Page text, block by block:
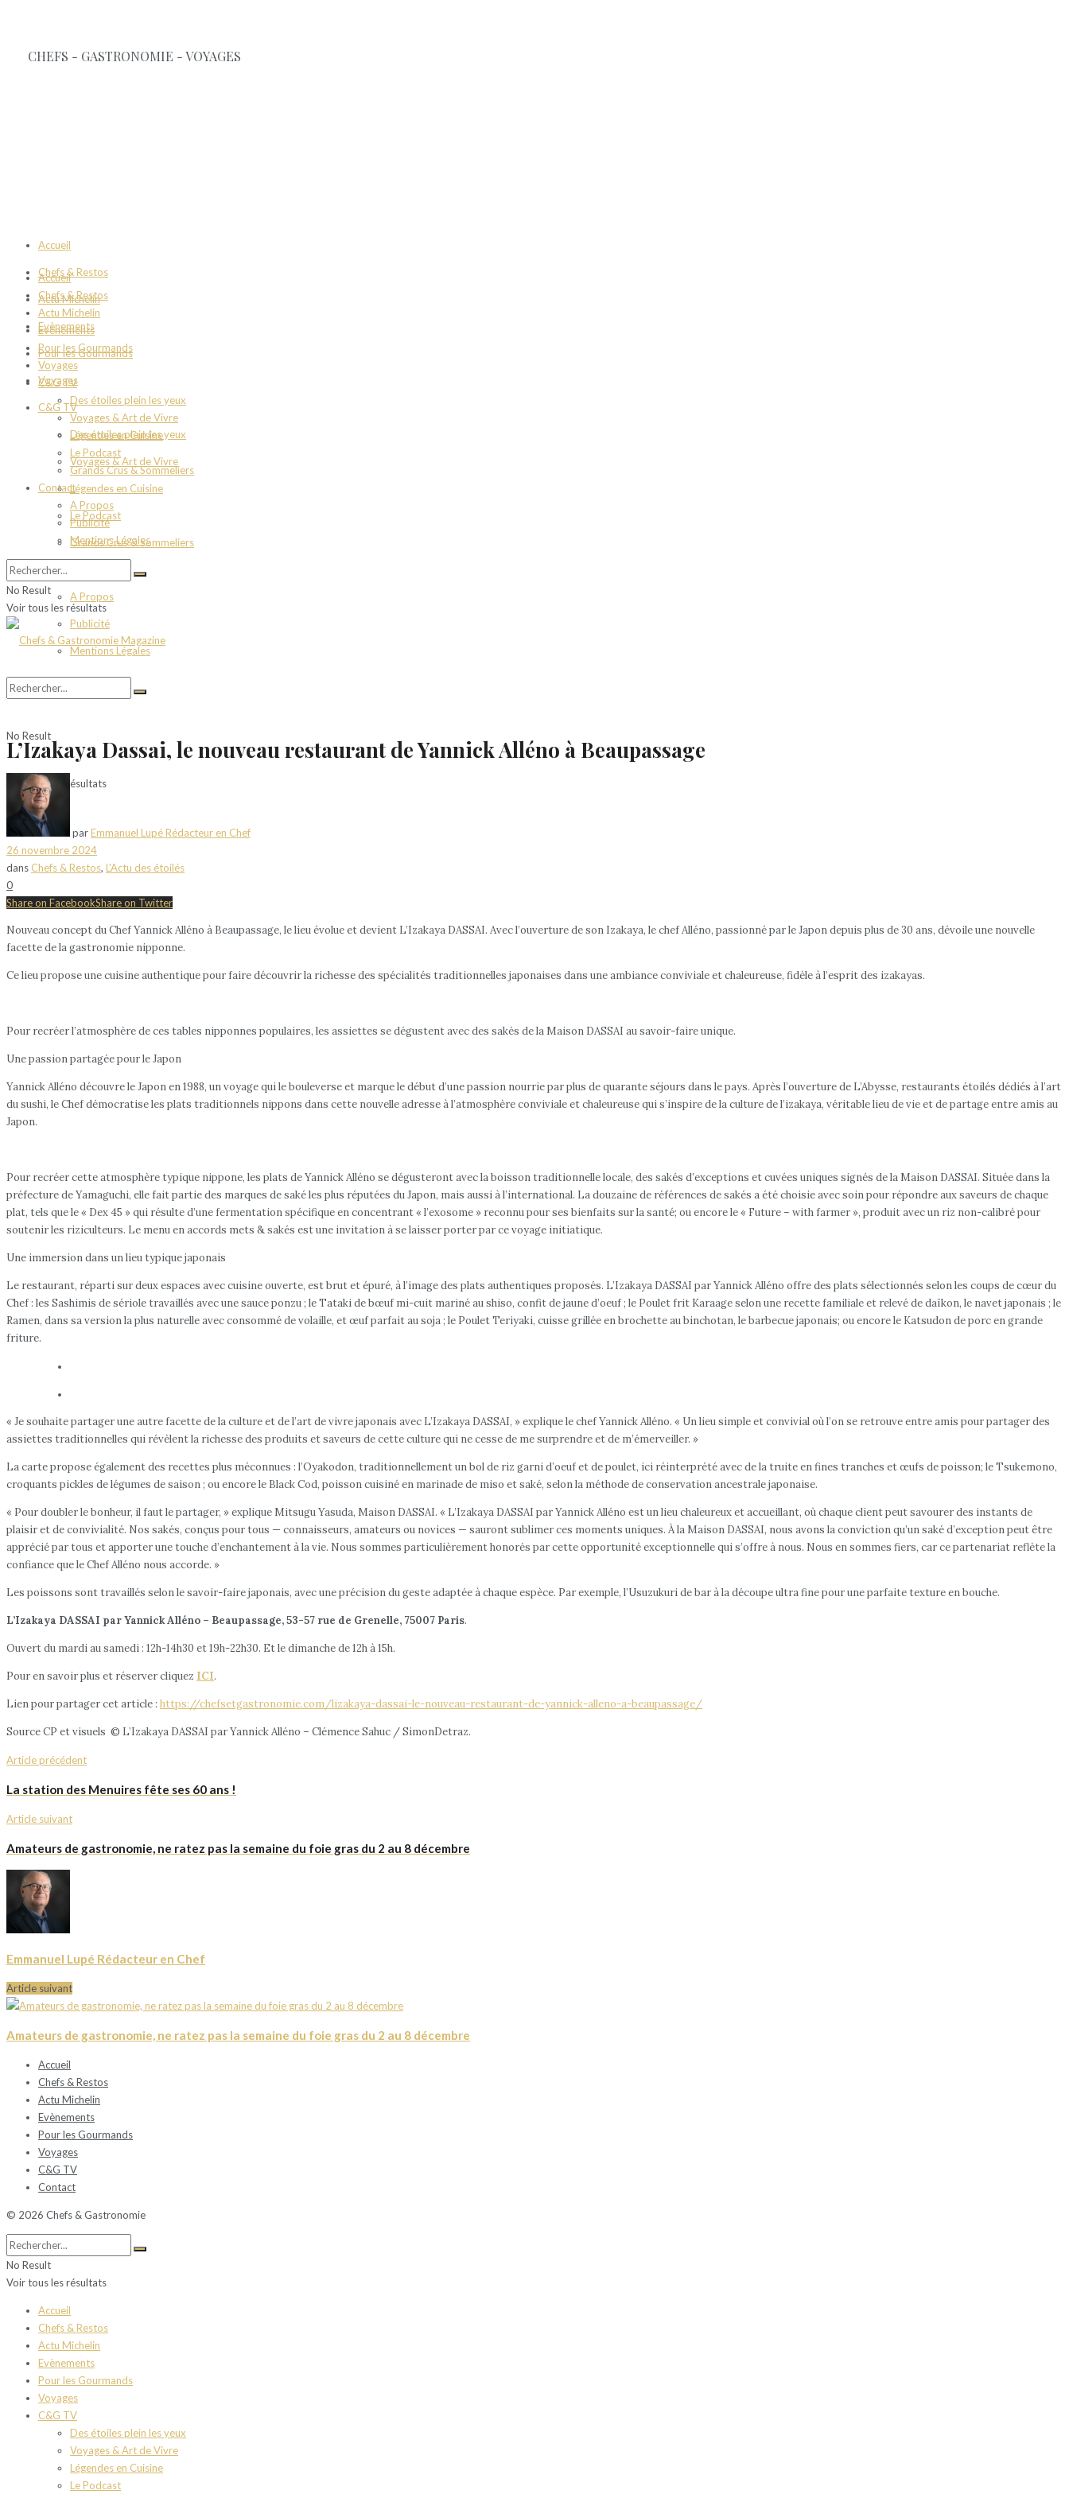
Accueil
Chefs & Restos
Actu Michelin
Evènements
Pour les Gourmands
Voyages
C&G TV
Des étoiles plein les yeux
Voyages & Art de Vivre
Légendes en Cuisine
Le Podcast
Grands Crus & Sommeliers
Contact
A Propos
Publicité
Mentions Légales
Accueil
Chefs & Restos
Actu Michelin
Evènements
Pour les Gourmands
Voyages
C&G TV
Des étoiles plein les yeux
Voyages & Art de Vivre
Légendes en Cuisine
Le Podcast
Grands Crus & Sommeliers
Contact
A Propos
Publicité
Mentions Légales
No Result
Voir tous les résultats
No Result
Voir tous les résultats
L’Izakaya Dassai, le nouveau restaurant de Yannick Alléno à Beaupassage
parEmmanuel Lupé Rédacteur en Chef
26 novembre 2024
dans Chefs & Restos, L'Actu des étoilés
0
Share on FacebookShare on Twitter
Nouveau concept du Chef Yannick Alléno à Beaupassage, le lieu évolue et devient L’Izakaya DASSAI. Avec l’ouverture de son Izakaya, le chef Alléno, passionné par le Japon depuis plus de 30 ans, dévoile une nouvelle
facette de la gastronomie nipponne.
Ce lieu propose une cuisine authentique pour faire découvrir la richesse des spécialités traditionnelles japonaises dans une ambiance conviviale et chaleureuse, fidèle à l’esprit des izakayas.
Pour recréer l’atmosphère de ces tables nipponnes populaires, les assiettes se dégustent avec des sakés de la Maison DASSAI au savoir-faire unique.
Une passion partagée pour le Japon
Yannick Alléno découvre le Japon en 1988, un voyage qui le bouleverse et marque le début d’une passion nourrie par plus de quarante séjours dans le pays. Après l’ouverture de L’Abysse, restaurants étoilés dédiés à l’art
du sushi, le Chef démocratise les plats traditionnels nippons dans cette nouvelle adresse à l’atmosphère conviviale et chaleureuse qui s’inspire de la culture de l’izakaya, véritable lieu de vie et de partage entre amis au
Japon.
Pour recréer cette atmosphère typique nippone, les plats de Yannick Alléno se dégusteront avec la boisson traditionnelle locale, des sakés d’exceptions et cuvées uniques signés de la Maison DASSAI. Située dans la
préfecture de Yamaguchi, elle fait partie des marques de saké les plus réputées du Japon, mais aussi à l’international. La douzaine de références de sakés a été choisie avec soin pour répondre aux saveurs de chaque
plat, tels que le « Dex 45 » qui résulte d’une fermentation spécifique en concentrant « l’exosome » reconnu pour ses bienfaits sur la santé; ou encore le « Future – with farmer », produit avec un riz non-calibré pour
soutenir les riziculteurs. Le menu en accords mets & sakés est une invitation à se laisser porter par ce voyage initiatique.
Une immersion dans un lieu typique japonais
Le restaurant, réparti sur deux espaces avec cuisine ouverte, est brut et épuré, à l’image des plats authentiques proposés. L’Izakaya DASSAI par Yannick Alléno offre des plats sélectionnés selon les coups de cœur du
Chef : les Sashimis de sériole travaillés avec une sauce ponzu ; le Tataki de bœuf mi-cuit mariné au shiso, confit de jaune d’oeuf ; le Poulet frit Karaage selon une recette familiale et relevé de daïkon, le navet japonais ; le
Ramen, dans sa version la plus naturelle avec consommé de volaille, et œuf parfait au soja ; le Poulet Teriyaki, cuisse grillée en brochette au binchotan, le barbecue japonais; ou encore le Katsudon de porc en grande
friture.
« Je souhaite partager une autre facette de la culture et de l’art de vivre japonais avec L’Izakaya DASSAI, » explique le chef Yannick Alléno. « Un lieu simple et convivial où l’on se retrouve entre amis pour partager des
assiettes traditionnelles qui révèlent la richesse des produits et saveurs de cette culture qui ne cesse de me surprendre et de m’émerveiller. »
La carte propose également des recettes plus méconnues : l’Oyakodon, traditionnellement un bol de riz garni d’oeuf et de poulet, ici réinterprété avec de la truite en fines tranches et œufs de poisson; le Tsukemono,
croquants pickles de légumes de saison ; ou encore le Black Cod, poisson cuisiné en marinade de miso et saké, selon la méthode de conservation ancestrale japonaise.
« Pour doubler le bonheur, il faut le partager, » explique Mitsugu Yasuda, Maison DASSAI. « L’Izakaya DASSAI par Yannick Alléno est un lieu chaleureux et accueillant, où chaque client peut savourer des instants de
plaisir et de convivialité. Nos sakés, conçus pour tous — connaisseurs, amateurs ou novices — sauront sublimer ces moments uniques. À la Maison DASSAI, nous avons la conviction qu’un saké d’exception peut être
apprécié par tous et apporter une touche d’enchantement à la vie. Nous sommes particulièrement honorés par cette opportunité exceptionnelle qui s’offre à nous. Nous en sommes fiers, car ce partenariat reflète la
confiance que le Chef Alléno nous accorde. »
Les poissons sont travaillés selon le savoir-faire japonais, avec une précision du geste adaptée à chaque espèce. Par exemple, l’Usuzukuri de bar à la découpe ultra fine pour une parfaite texture en bouche.
L’Izakaya DASSAI par Yannick Alléno – Beaupassage, 53-57 rue de Grenelle, 75007 Paris.
Ouvert du mardi au samedi : 12h-14h30 et 19h-22h30. Et le dimanche de 12h à 15h.
Pour en savoir plus et réserver cliquez ICI.
Lien pour partager cet article : https://chefsetgastronomie.com/lizakaya-dassai-le-nouveau-restaurant-de-yannick-alleno-a-beaupassage/
Source CP et visuels © L’Izakaya DASSAI par Yannick Alléno – Clémence Sahuc / SimonDetraz.
Article précédent
La station des Menuires fête ses 60 ans !
Article suivant
Amateurs de gastronomie, ne ratez pas la semaine du foie gras du 2 au 8 décembre
Emmanuel Lupé Rédacteur en Chef
Article suivant
Amateurs de gastronomie, ne ratez pas la semaine du foie gras du 2 au 8 décembre
Accueil
Chefs & Restos
Actu Michelin
Evènements
Pour les Gourmands
Voyages
C&G TV
Contact
© 2026 Chefs & Gastronomie
No Result
Voir tous les résultats
Accueil
Chefs & Restos
Actu Michelin
Evènements
Pour les Gourmands
Voyages
C&G TV
Des étoiles plein les yeux
Voyages & Art de Vivre
Légendes en Cuisine
Le Podcast